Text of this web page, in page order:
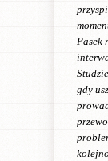
Pasek
gdy